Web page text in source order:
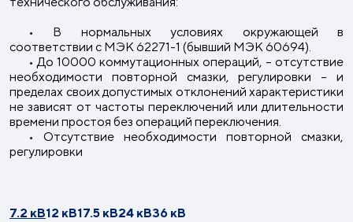
• В нормальных условиях окружающей в
соответствии с МЭК 62271-1 (бывший МЭК 60694).
• До 10000 коммутационных операций, – отсутствие
необходимости повторной смазки, регулировки – и
пределах своих допустимых отклонений характеристики
не зависят от частоты переключений или длительности
времени простоя без операций переключения.
• Отсутствие необходимости повторной смазки,
регулировки
7.2 кВ12 кВ17.5 кВ24 кВ36 кВ